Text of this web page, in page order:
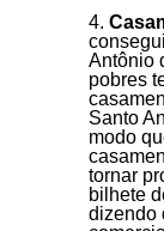
Antônio
pobres
Santo
modo
tornar
bilhete
dizendo